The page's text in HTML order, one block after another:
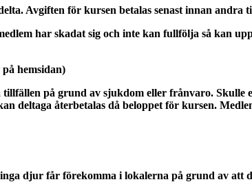
Avgiften för kursen betalas senast innan andra
har skadat sig och inte kan fullfölja så kan
hemsidan)
på grund av sjukdom eller frånvaro. Skulle
deltaga återbetalas då beloppet för kursen.
djur får förekomma i lokalerna på grund av att